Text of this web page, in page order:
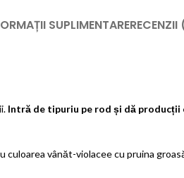
SUPLIMENTARE
Intră de tipuriu pe rod și dă
culoarea vânăt-violacee cu pruina